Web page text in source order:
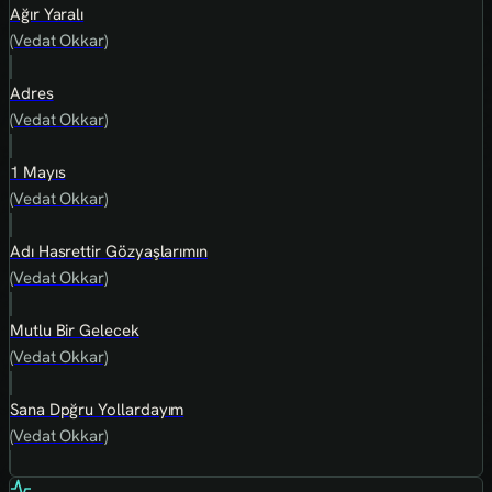
Ağır Yaralı
(Vedat Okkar)
Adres
(Vedat Okkar)
1 Mayıs
(Vedat Okkar)
Adı Hasrettir Gözyaşlarımın
(Vedat Okkar)
Mutlu Bir Gelecek
(Vedat Okkar)
Sana Dpğru Yollardayım
(Vedat Okkar)